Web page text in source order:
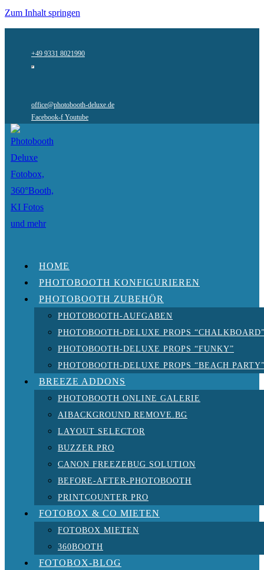
Zum Inhalt springen
+49 9331 8021990
office@photobooth-deluxe.de
Facebook-f Youtube
HOME
PHOTOBOOTH KONFIGURIEREN
PHOTOBOOTH ZUBEHÖR
PHOTOBOOTH-AUFGABEN
PHOTOBOOTH-DELUXE PROPS
PHOTOBOOTH-DELUXE PROPS “FUNKY”
PHOTOBOOTH-DELUXE PROPS “BEACH
BREEZE ADDONS
PHOTOBOOTH ONLINE GALERIE
AIBACKGROUND REMOVE.BG
LAYOUT SELECTOR
BUZZER PRO
CANON FREEZEBUG SOLUTION
BEFORE-AFTER-PHOTOBOOTH
PRINTCOUNTER PRO
FOTOBOX & CO MIETEN
FOTOBOX MIETEN
360BOOTH
FOTOBOX-BLOG